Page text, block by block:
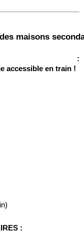
maisons
:
accessible en train !
: